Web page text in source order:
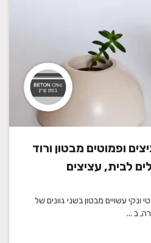
ופמוטים מבטון ורוד
לבית, עציצים
פמוטים לשבת, עציצים
עשויים מבטון בשני גוונים של
ב ...